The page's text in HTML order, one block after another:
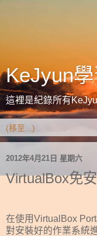
KeJyun
這裡是紀錄所有
2012年4月21日 星期六
VirtualBox免
在使用VirtualBox
對安裝好的作業系統